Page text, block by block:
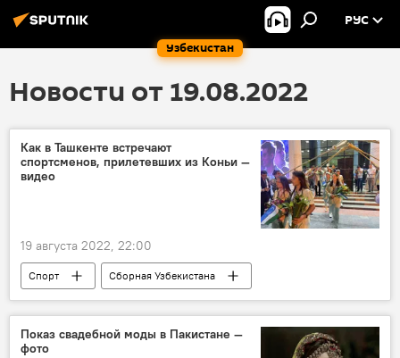
Узбекистан
РУС
Новости от 19.08.2022
Как в Ташкенте встречают
спортсменов, прилетевших из Коньи —
видео
19 августа 2022, 22:00
Спорт
Сборная Узбекистана
Ташкент
Показ свадебной моды в Пакистане —
фото